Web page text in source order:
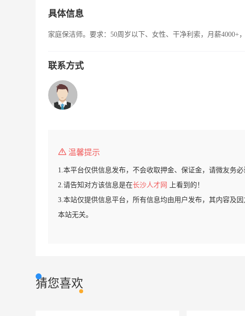
具体信息
家庭保洁师。要求：50周岁以下、女性、干净利索，月薪4000+
联系方式
温馨提示
1.本平台仅供信息发布，不会收取押金、保证金，请微友务必
2.请告知对方该信息是在长沙人才网
上看到的！
3.本站仅提供信息平台，所有信息均由用户发布，其内容及
本站无关。
猜您喜欢